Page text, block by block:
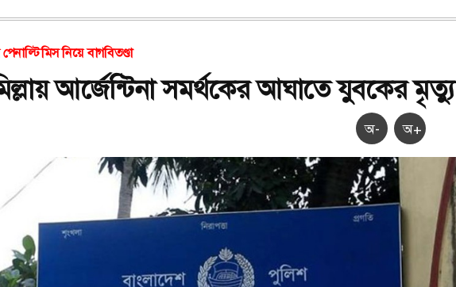
মিস নিয়ে বাগবিতণ্ডা
আর্জেন্টিনা সমর্থকের আঘাতে যুবকের মৃত্যু
অ- অ+